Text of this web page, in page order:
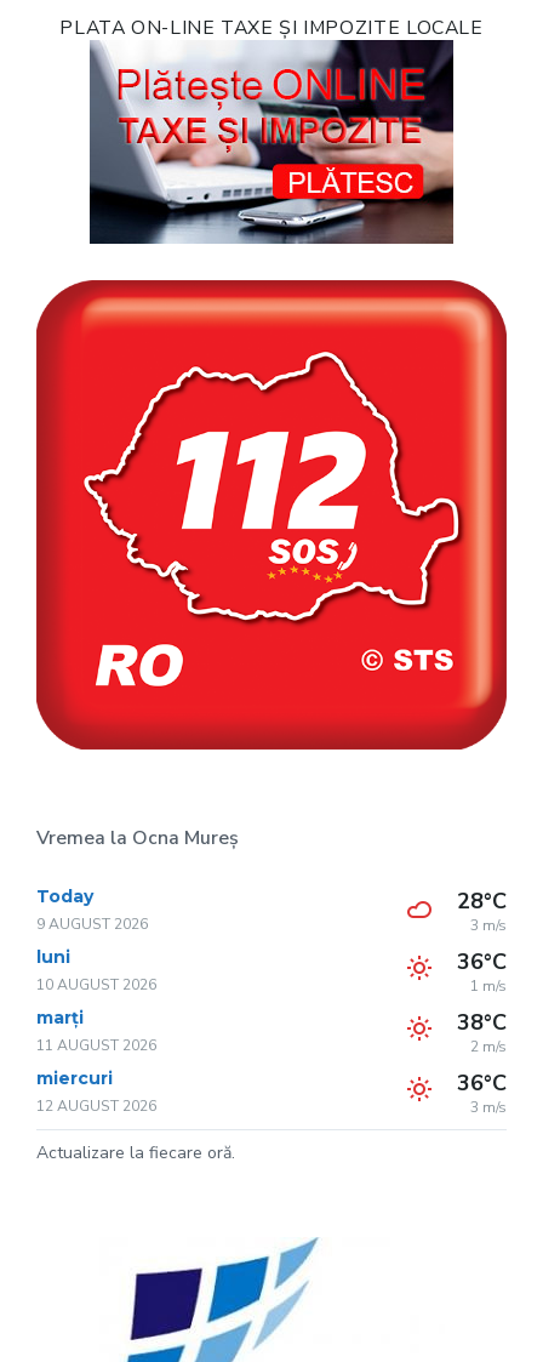
PLATA ON-LINE TAXE ȘI IMPOZITE LOCALE
Vremea la Ocna Mureș
Today
9 AUGUST 2026
28°C
3 m/s
luni
10 AUGUST 2026
36°C
1 m/s
marți
11 AUGUST 2026
38°C
2 m/s
miercuri
12 AUGUST 2026
36°C
3 m/s
Actualizare la fiecare oră.